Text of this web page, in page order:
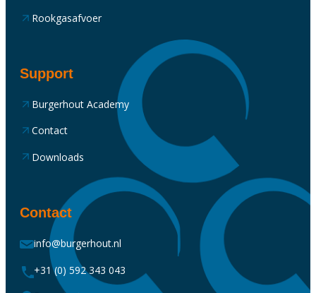
Rookgasafvoer
Support
Burgerhout Academy
Contact
Downloads
Contact
info@burgerhout.nl
+31 (0) 592 343 043